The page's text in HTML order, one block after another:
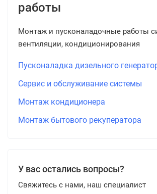
работы
Монтаж и пусконаладочные работы
вентиляции, кондиционирования
Пусконаладка дизельного
Сервис и обслуживание системы
Монтаж кондиционера
Монтаж бытового рекуператора
У вас остались вопросы?
Свяжитесь с нами, наш специалист